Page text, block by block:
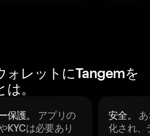
ォレットにTangemを
。
保護。
アプリの
KYCは必要あり
安全。
化され、